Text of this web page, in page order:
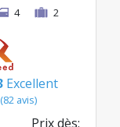
4 2
Excellent
(82 avis)
Prix dès: